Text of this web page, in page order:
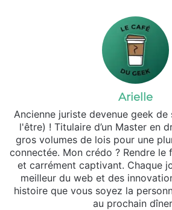
Arielle
Ancienne juriste devenue geek
l'être) ! Titulaire d’un Master en
gros volumes de lois pour une
connectée. Mon crédo ? Rendre le
et carrément captivant. Chaque
meilleur du web et des
histoire que vous soyez la
au prochain